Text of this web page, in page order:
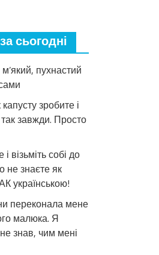
сьогодні
пухнастий
зробите і
завжди. Просто
візьміть собі до
не знаєте як
українською!
переконала мене
малюка. Я
знав, чим мені